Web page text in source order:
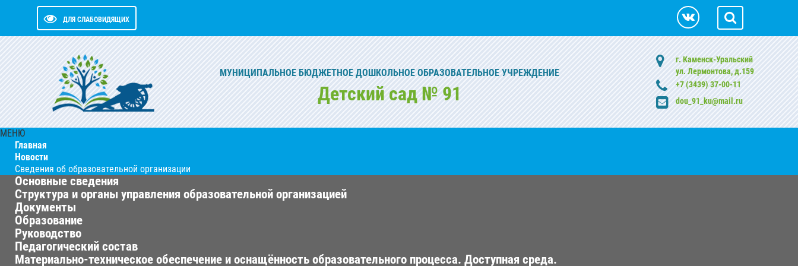
ДЛЯ СЛАБОВИДЯЩИХ
МУНИЦИПАЛЬНОЕ БЮДЖЕТНОЕ ДОШКОЛЬНОЕ ОБРАЗОВАТЕЛЬНОЕ УЧРЕЖДЕНИЕ
Детский сад № 91
г. Каменск-Уральский
ул. Лермонтова, д.159
+7 (3439) 37-00-11
dou_91_ku@mail.ru
МЕНЮ
Главная
Новости
Сведения об образовательной организации
Основные сведения
Структура и органы управления образовательной организацией
Документы
Образование
Руководство
Педагогический состав
Материально-техническое обеспечение и оснащённость образовательного процесса. Доступная среда.